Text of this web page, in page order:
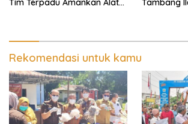
Tim Terpadu Amankan Alat
Tambang
Rekomendasi untuk kamu